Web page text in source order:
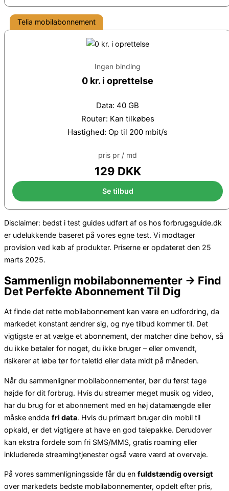
Telia mobilabonnement
Ingen binding
0 kr. i oprettelse
Data: 40 GB
Router: Kan tilkøbes
Hastighed: Op til 200 mbit/s
pris pr / md
129 DKK
Se tilbud
Disclaimer: bedst i test guides udført af os hos forbrugsguide.dk
er udelukkende baseret på vores egne test. Vi modtager
provision ved køb af produkter. Priserne er opdateret den 25
marts 2025.
Sammenlign mobilabonnementer → Find
Det Perfekte Abonnement Til Dig
At finde det rette mobilabonnement kan være en udfordring, da
markedet konstant ændrer sig, og nye tilbud kommer til. Det
vigtigste er at vælge et abonnement, der matcher dine behov, så
du ikke betaler for noget, du ikke bruger – eller omvendt,
risikerer at løbe tør for taletid eller data midt på måneden.
Når du sammenligner mobilabonnementer, bør du først tage
højde for dit forbrug. Hvis du streamer meget musik og video,
har du brug for et abonnement med en høj datamængde eller
måske endda fri data. Hvis du primært bruger din mobil til
opkald, er det vigtigere at have en god talepakke. Derudover
kan ekstra fordele som fri SMS/MMS, gratis roaming eller
inkluderede streamingtjenester også være værd at overveje.
På vores sammenligningsside får du en fuldstændig oversigt
over markedets bedste mobilabonnementer, opdelt efter pris,